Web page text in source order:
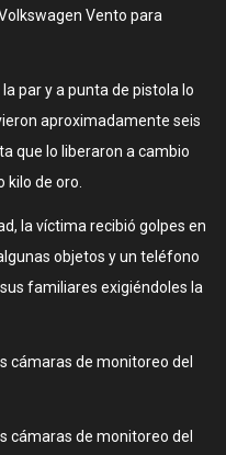
Vento para
par y a punta de pistola lo
aproximadamente seis
que lo liberaron a cambio
kilo de oro.
la víctima recibió golpes en
objetos y un teléfono
familiares exigiéndoles la
cámaras de monitoreo del
cámaras de monitoreo del